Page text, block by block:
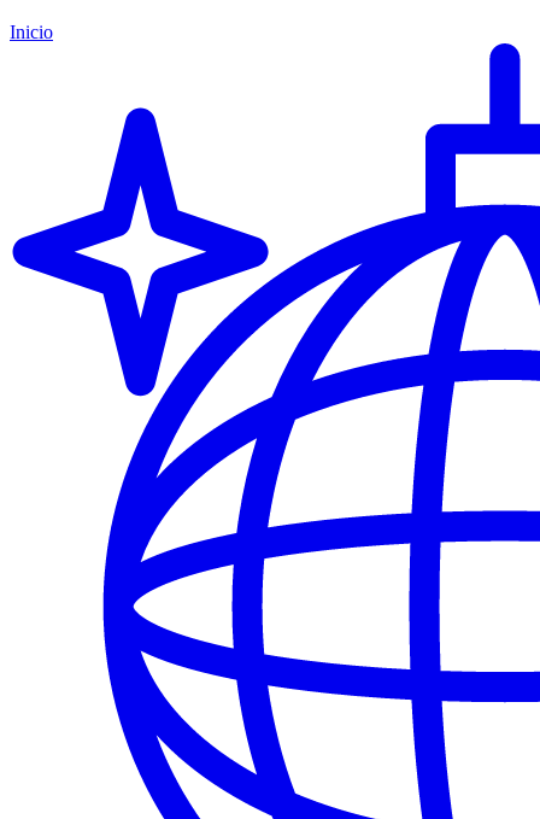
Inicio